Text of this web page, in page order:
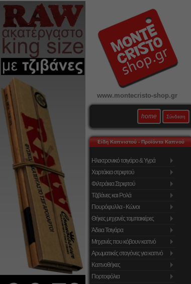
www.montecristo-shop.gr
home Σύνδεση
Είδη Καπνιστού - Προϊόντα Καπνού
Ηλεκτρονικό τσιγάρο & Υγρά
Χαρτάκια στριφτού
Φιλτράκια Στριφτού
Τζιβάνες και Ρολά
Πουρόφυλλα - Κώνοι
Θήκες μηχανές ταμπακιέρες
Άδεια Τσιγάρα
Μηχανές που κόβουν καπνό
Αρωματικές σταγόνες για καπνό
Καπνοθήκες
Πορτοφόλια